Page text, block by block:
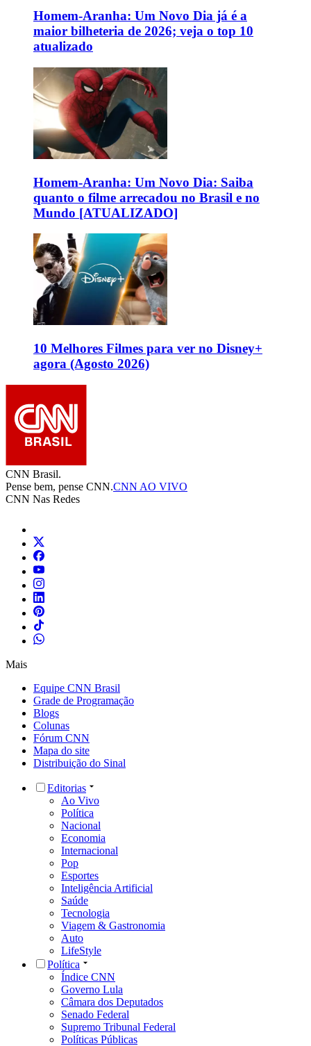
Homem-Aranha: Um Novo Dia já é a
maior bilheteria de 2026; veja o top 10
atualizado
Homem-Aranha: Um Novo Dia: Saiba
quanto o filme arrecadou no Brasil e no
Mundo [ATUALIZADO]
10 Melhores Filmes para ver no Disney+
agora (Agosto 2026)
CNN Brasil.
Pense bem, pense CNN.CNN AO VIVO
CNN Nas Redes
Mais
Equipe CNN Brasil
Grade de Programação
Blogs
Colunas
Fórum CNN
Mapa do site
Distribuição do Sinal
Editorias
Ao Vivo
Política
Nacional
Economia
Internacional
Pop
Esportes
Inteligência Artificial
Saúde
Tecnologia
Viagem & Gastronomia
Auto
LifeStyle
Política
Índice CNN
Governo Lula
Câmara dos Deputados
Senado Federal
Supremo Tribunal Federal
Políticas Públicas